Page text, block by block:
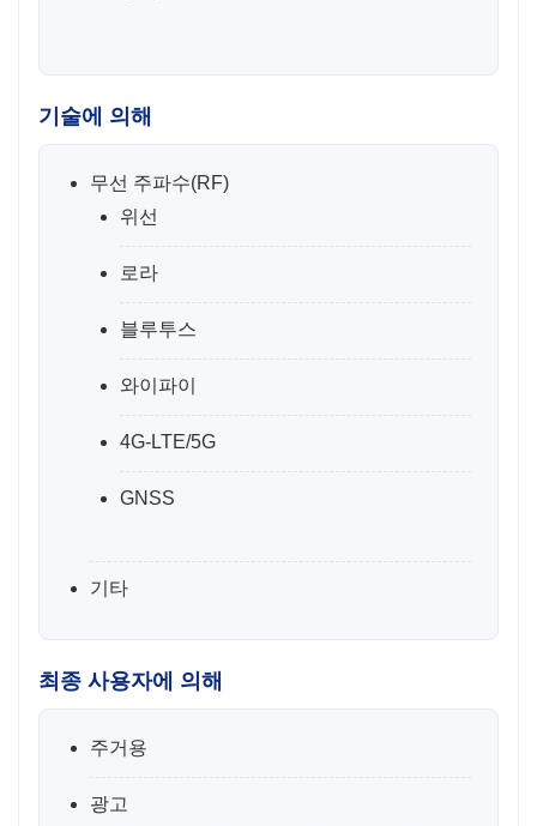
기술에 의해
무선 주파수(RF)
위선
로라
블루투스
와이파이
4G-LTE/5G
GNSS
기타
최종 사용자에 의해
주거용
광고